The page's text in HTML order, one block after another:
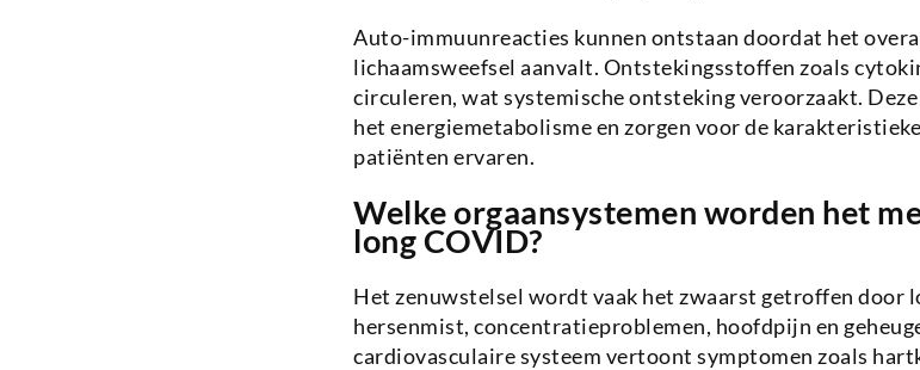
Auto-immuunreacties kunnen ontstaan doordat het
lichaamsweefsel aanvalt. Ontstekingsstoffen zoals
circuleren, wat systemische ontsteking veroorzaakt.
het energiemetabolisme en zorgen voor de
patiënten ervaren.
Welke orgaansystemen worden het
long COVID?
Het zenuwstelsel wordt vaak het zwaarst getroffen door
hersenmist, concentratieproblemen, hoofdpijn en
cardiovasculaire systeem vertoont symptomen zoals